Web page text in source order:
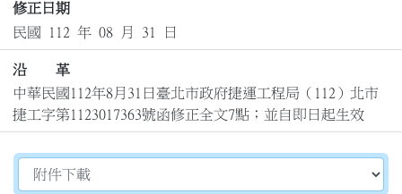
修正日期
民國 112 年 08 月 31 日
沿 革
中華民國112年8月31日臺北市政府捷運工程局（112）北市
捷工字第1123017363號函修正全文7點；並自即日起生效
切換選擇法規資訊內容